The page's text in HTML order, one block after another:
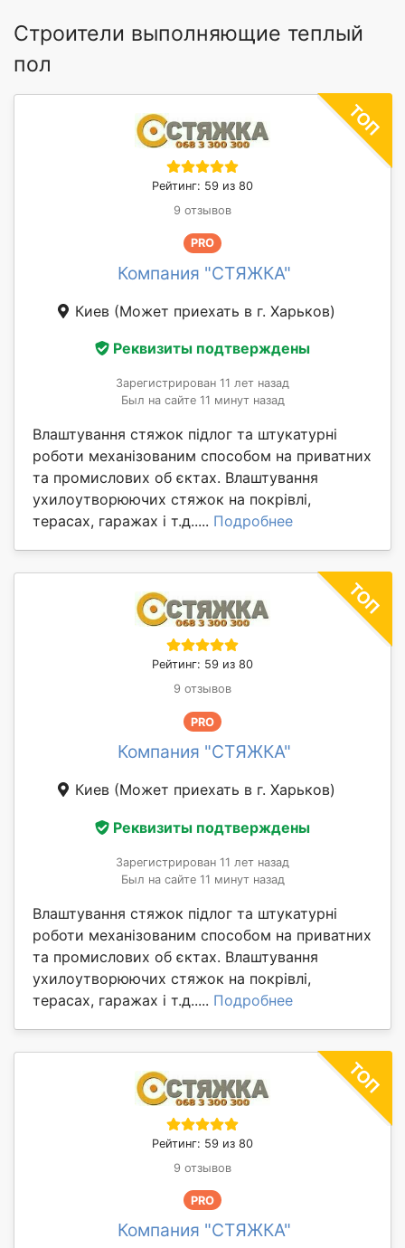
Строители выполняющие теплый
пол
Рейтинг: 59 из 80
9 отзывов
PRO
Компания "СТЯЖКА"
Киев (Может приехать в г. Харьков)
Реквизиты подтверждены
Зарегистрирован 11 лет назад
Был на сайте 11 минут назад
Влаштування стяжок підлог та штукатурні
роботи механізованим способом на приватних
та промислових об єктах. Влаштування
ухилоутворюючих стяжок на покрівлі,
терасах, гаражах і т.д..... Подробнее
Рейтинг: 59 из 80
9 отзывов
PRO
Компания "СТЯЖКА"
Киев (Может приехать в г. Харьков)
Реквизиты подтверждены
Зарегистрирован 11 лет назад
Был на сайте 11 минут назад
Влаштування стяжок підлог та штукатурні
роботи механізованим способом на приватних
та промислових об єктах. Влаштування
ухилоутворюючих стяжок на покрівлі,
терасах, гаражах і т.д..... Подробнее
Рейтинг: 59 из 80
9 отзывов
PRO
Компания "СТЯЖКА"